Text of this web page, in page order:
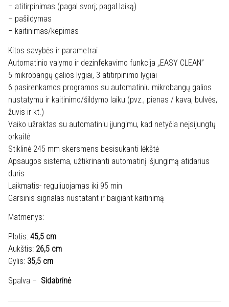
– atitirpinimas (pagal svorį; pagal laiką)
– pašildymas
– kaitinimas/kepimas
Kitos savybės ir parametrai
Automatinio valymo ir dezinfekavimo funkcija „EASY CLEAN”
5 mikrobangų galios lygiai, 3 atitirpinimo lygiai
6 pasirenkamos programos su automatiniu mikrobangų galios
nustatymu ir kaitinimo/šildymo laiku (pvz., pienas / kava, bulvės,
žuvis ir kt.)
Vaiko užraktas su automatiniu įjungimu, kad netyčia neįsijungtų
orkaitė
Stiklinė 245 mm skersmens besisukanti lėkštė
Apsaugos sistema, užtikrinanti automatinį išjungimą atidarius
duris
Laikmatis- reguliuojamas iki 95 min
Garsinis signalas nustatant ir baigiant kaitinimą
Matmenys:
Plotis: 45,5 cm
Aukštis: 26,5 cm
Gylis: 35,5 cm
Spalva – Sidabrinė